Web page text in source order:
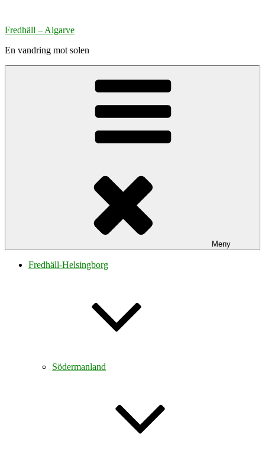
innehåll
Fredhäll – Algarve
En vandring mot solen
Meny
Fredhäll-Helsingborg
Södermanland